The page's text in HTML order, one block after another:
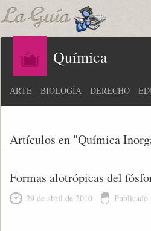
Química
ARTE BIOLOGÍA DERECHO
Artículos en "Química
Formas alotrópicas del
29 de abril de 2010 Publicado